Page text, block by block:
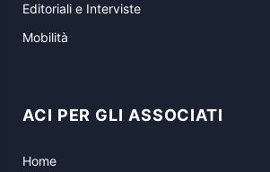
Editoriali e Interviste
Mobilità
ACI PER GLI ASSOCIATI
Home